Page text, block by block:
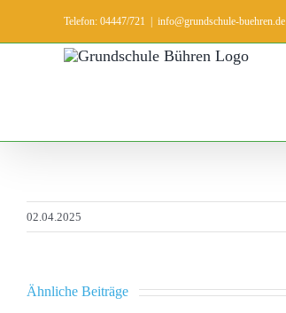
Inhalt
Telefon: 04447/721 info@grundschule-buehren.de
02.04.2025
Ähnliche Beiträge